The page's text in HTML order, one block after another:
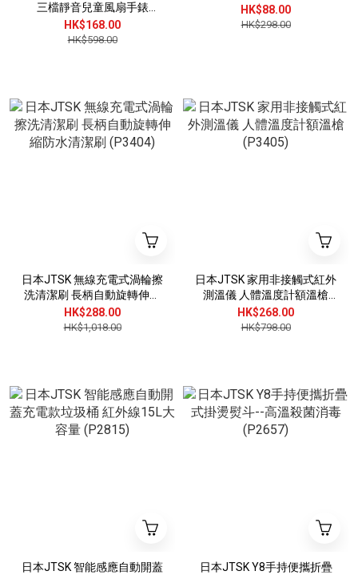
三檔靜音兒童風扇手錶
(P3043)
HK$168.00
HK$598.00
HK$88.00
HK$298.00
日本JTSK 無線充電式渦輪擦
洗清潔刷 長柄自動旋轉伸縮
防水清潔刷 (P3404)
HK$288.00
HK$1,018.00
日本JTSK 家用非接觸式紅外
測溫儀 人體溫度計額溫槍
(P3405)
HK$268.00
HK$798.00
日本JTSK 智能感應自動開蓋
日本JTSK Y8手持便攜折疊